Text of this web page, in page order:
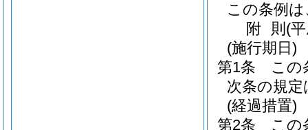
この条例
附 則 (
(施行期日)
第1条
この
次条の規
(経過措置)
第2条
この